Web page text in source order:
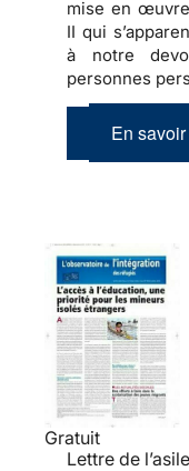
mise en
II qui
à notre
personnes
En
Gratuit
Lettre de